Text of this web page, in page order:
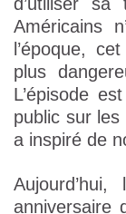
Américains
l’époque,
plus
L’épisode
public sur
a inspiré de
anniversaire